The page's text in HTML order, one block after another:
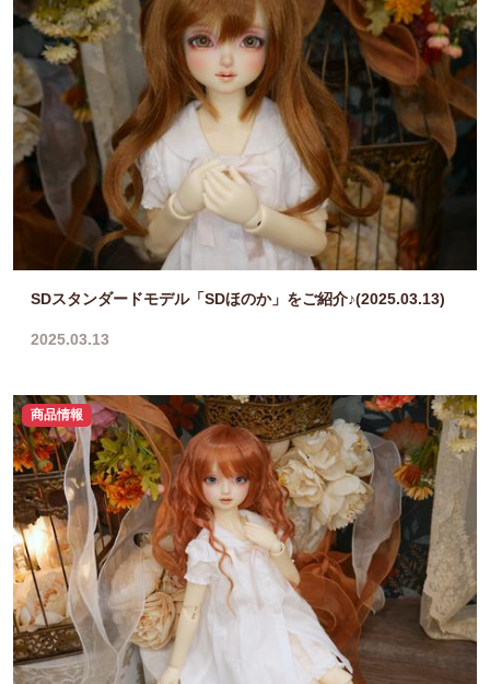
SDスタンダードモデル「SDほのか」をご紹介♪(2025.03.13)
2025.03.13
商品情報